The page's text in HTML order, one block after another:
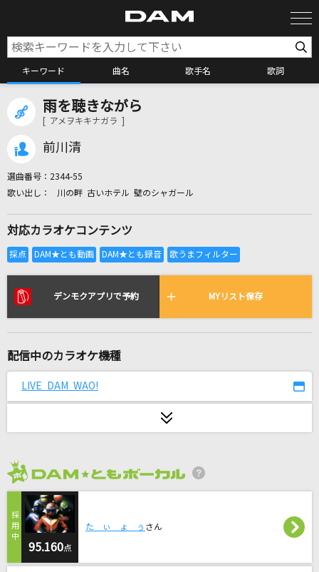
キーワード 曲名 歌手名 歌詞
カラオケ検索
全国りれき
リアルタイムで歌われている曲の一覧
I Need U Back
創聖のアクエリオン
NEWS
[プロオケ]I LOVE YOU
雨を聴きながら
[ アメヲキキナガラ ]
前川清
選曲番号： 2344-55
川の畔 古いホテル 壁のシャガール
対応カラオケコンテンツ
デンモクアプリで予約 MYリスト保存
配信中のカラオケ機種
LIVE DAM WAO!
95.160点
た ぃ ょ ぅ さん